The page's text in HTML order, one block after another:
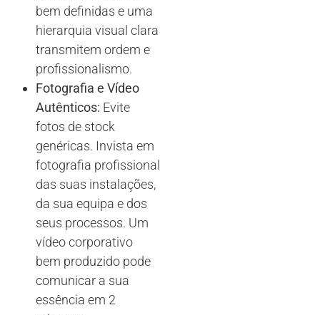
bem definidas e uma
hierarquia visual clara
transmitem ordem e
profissionalismo.
Fotografia e Vídeo
Autênticos: Evite
fotos de stock
genéricas. Invista em
fotografia profissional
das suas instalações,
da sua equipa e dos
seus processos. Um
vídeo corporativo
bem produzido pode
comunicar a sua
essência em 2